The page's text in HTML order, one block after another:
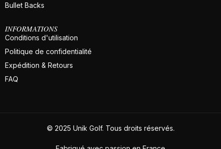
Bullet Backs
INFORMATIONS
Conditions d'utilisation
Politique de confidentialité
Expédition & Retours
FAQ
© 2025 Unik Golf. Tous droits réservés.